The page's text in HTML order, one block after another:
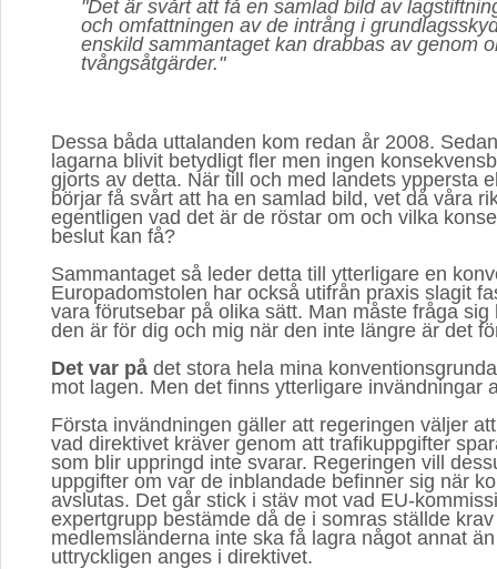
"Det är svårt att få en samlad bild av
och omfattningen av de intrång i
enskild sammantaget kan drabbas av genom
tvångsåtgärder."
Dessa båda uttalanden kom redan år 2008.
lagarna blivit betydligt fler men ingen
gjorts av detta. När till och med landets yppersta
börjar få svårt att ha en samlad bild, vet då våra
egentligen vad det är de röstar om och vilka
beslut kan få?
Sammantaget så leder detta till ytterligare en
Europadomstolen har också utifrån praxis slagit
vara förutsebar på olika sätt. Man måste fråga sig
den är för dig och mig när den inte längre är det
Det var på det stora hela mina
mot lagen. Men det finns ytterligare invändningar
Första invändningen gäller att regeringen väljer
vad direktivet kräver genom att trafikuppgifter
som blir uppringd inte svarar. Regeringen vill
uppgifter om var de inblandade befinner sig när
avslutas. Det går stick i stäv mot vad EU-
expertgrupp bestämde då de i somras ställde
medlemsländerna inte ska få lagra något annat
uttryckligen anges i direktivet.